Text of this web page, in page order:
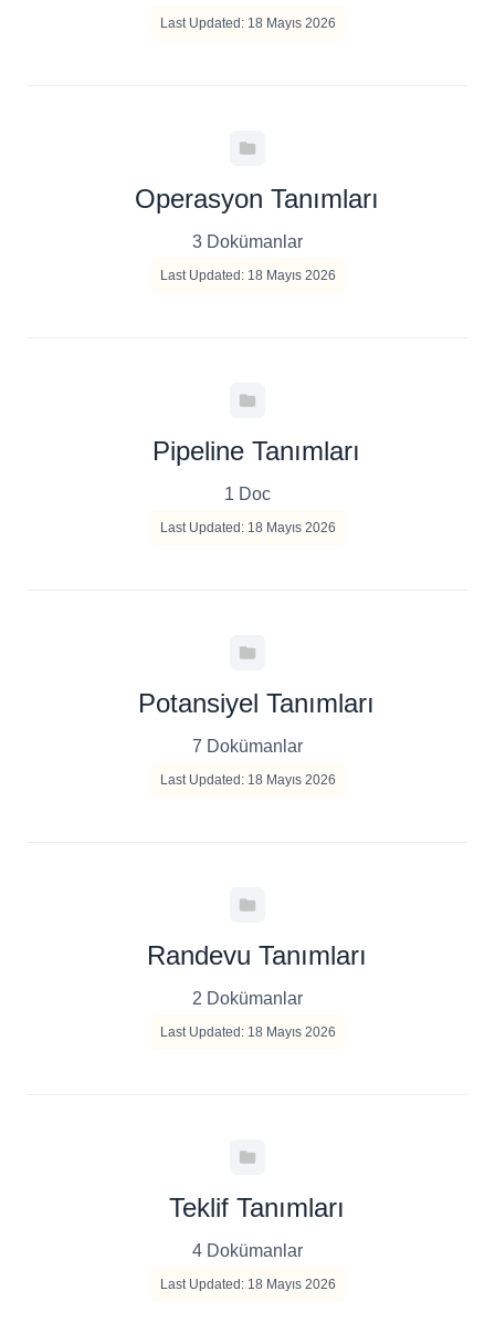
Last Updated: 18 Mayıs 2026
Operasyon Tanımları
3 Dokümanlar
Last Updated: 18 Mayıs 2026
Pipeline Tanımları
1 Doc
Last Updated: 18 Mayıs 2026
Potansiyel Tanımları
7 Dokümanlar
Last Updated: 18 Mayıs 2026
Randevu Tanımları
2 Dokümanlar
Last Updated: 18 Mayıs 2026
Teklif Tanımları
4 Dokümanlar
Last Updated: 18 Mayıs 2026